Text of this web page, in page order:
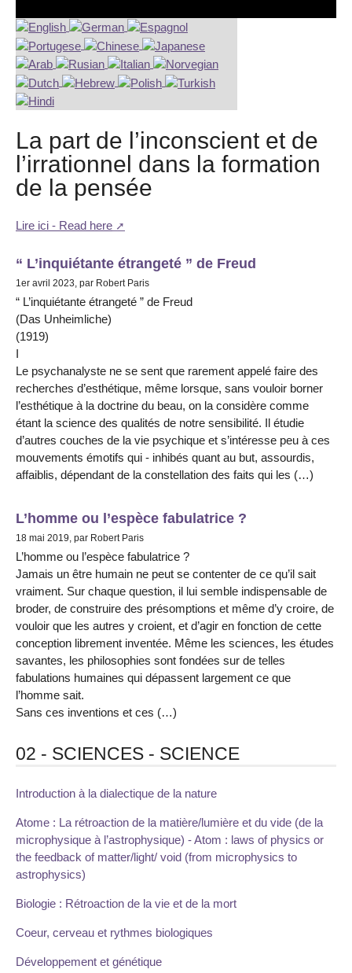
La part de l’inconscient et de
l’irrationnel dans la formation
de la pensée
Lire ici - Read here
“ L’inquiétante étrangeté ” de Freud
1er avril 2023, par Robert Paris
“ L’inquiétante étrangeté ” de Freud
(Das Unheimliche)
(1919)
I
Le psychanalyste ne se sent que rarement appelé faire des
recherches d’esthétique, même lorsque, sans vouloir borner
l’esthétique à la doctrine du beau, on la considère comme
étant la science des qualités de notre sensibilité. Il étudie
d’autres couches de la vie psychique et s’intéresse peu à ces
mouvements émotifs qui - inhibés quant au but, assourdis,
affaiblis, dépendant de la constellation des faits qui les (…)
L’homme ou l’espèce fabulatrice ?
18 mai 2019, par Robert Paris
L’homme ou l’espèce fabulatrice ?
Jamais un être humain ne peut se contenter de ce qu’il sait
vraiment. Sur chaque question, il lui semble indispensable de
broder, de construire des présomptions et même d’y croire, de
vouloir que les autres y croient, et d’agir en fonction de cette
conception librement inventée. Même les sciences, les études
savantes, les philosophies sont fondées sur de telles
fabulations humaines qui dépassent largement ce que
l’homme sait.
Sans ces inventions et ces (…)
02 - SCIENCES - SCIENCE
Introduction à la dialectique de la nature
Atome : La rétroaction de la matière/lumière et du vide (de la
microphysique à l’astrophysique) - Atom : laws of physics or
the feedback of matter/light/ void (from microphysics to
astrophysics)
Biologie : Rétroaction de la vie et de la mort
Coeur, cerveau et rythmes biologiques
Développement et génétique